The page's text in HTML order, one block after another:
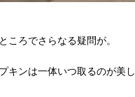
ころでさらなる疑問が。
キンは一体いつ取るのが美